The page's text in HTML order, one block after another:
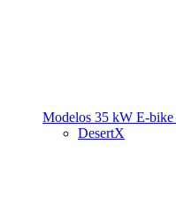
Modelos 35 kW E-bike
DesertX